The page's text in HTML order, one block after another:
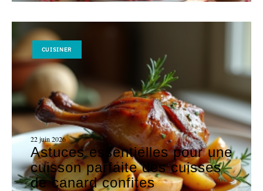
CUISINER
22 juin 2026
Astuces essentielles pour une
cuisson parfaite des cuisses
de canard confites